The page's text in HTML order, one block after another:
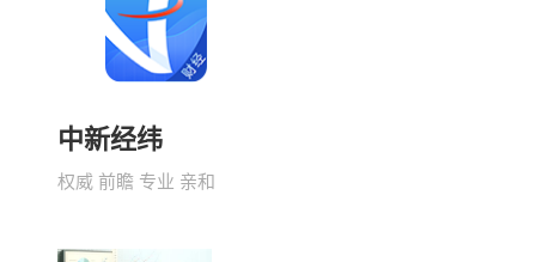
中新经纬
权威 前瞻 专业 亲和